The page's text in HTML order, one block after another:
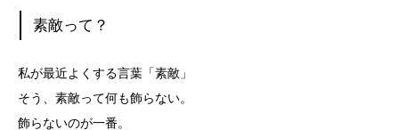
素敵って？
私が最近よくする言葉「素敵」
そう、素敵って何も飾らない。
飾らないのが一番。